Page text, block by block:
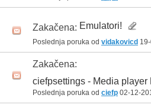
Zakačena: Emulatori!
Poslednja poruka od vidakovicd
Zakačena:
ciefpsettings - Media player
Poslednja poruka od ciefp 02-12-